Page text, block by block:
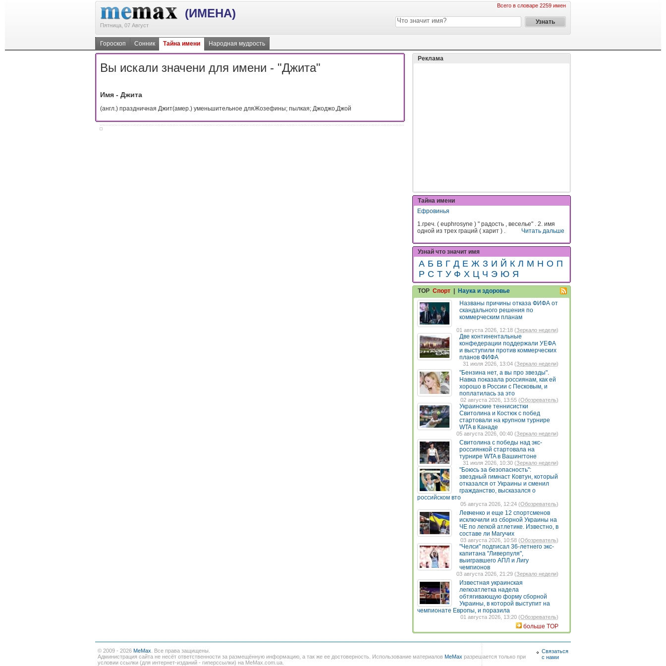
(ИМЕНА)
Пятница, 07 Август
Всего в словаре 2259 имен
Гороскоп Сонник Тайна имени Народная мудрость
Вы искали значени для имени - "Джита"
Имя - Джита
(англ.) праздничная Джит(амер.) уменьшительное дляЖозефины; пылкая; Джоджо,Джой
Реклама
Тайна имени
Ефровинья
1.греч. ( euphrosyne ) " радость , веселье" . 2. имя
одной из трех граций ( харит ) .
Читать дальше
Узнай что значит имя
А Б В Г Д Е Ж З И Й К Л М Н О П
Р С Т У Ф Х Ц Ч Э Ю Я
TOP Спорт | Наука и здоровье
Названы причины отказа ФИФА от
скандального решения по
коммерческим планам
01 августа 2026, 12:18 (Зеркало недели)
Две континентальные
конфедерации поддержали УЕФА
и выступили против коммерческих
планов ФИФА
31 июля 2026, 13:04 (Зеркало недели)
"Бензина нет, а вы про звезды".
Навка показала россиянам, как ей
хорошо в России с Песковым, и
поплатилась за это
02 августа 2026, 13:55 (Обозреватель)
Украинские теннисистки
Свитолина и Костюк с побед
стартовали на крупном турнире
WTA в Канаде
05 августа 2026, 00:40 (Зеркало недели)
Свитолина с победы над экс-
россиянкой стартовала на
турнире WTA в Вашингтоне
31 июля 2026, 10:30 (Зеркало недели)
"Боюсь за безопасность":
звездный гимнаст Ковтун, который
отказался от Украины и сменил
гражданство, высказался о
российском вто
05 августа 2026, 12:24 (Обозреватель)
Левченко и еще 12 спортсменов
исключили из сборной Украины на
ЧЕ по легкой атлетике. Известно, в
составе ли Магучих
03 августа 2026, 10:58 (Обозреватель)
"Челси" подписал 36-летнего экс-
капитана "Ливерпуля",
выигравшего АПЛ и Лигу
чемпионов
03 августа 2026, 21:29 (Зеркало недели)
Известная украинская
легкоатлетка надела
обтягивающую форму сборной
Украины, в которой выступит на
чемпионате Европы, и поразила
01 августа 2026, 13:20 (Обозреватель)
больше TOP
© 2009 - 2026 MeMax . Все права защищены.
Администрация сайта не несёт ответственности за размещённую информацию, а так же ее достоверность. Использование материалов MeMax разрешается только при
условии ссылки (для интернет-изданий - гиперссылки) на MeMax.com.ua.
Связаться
с нами